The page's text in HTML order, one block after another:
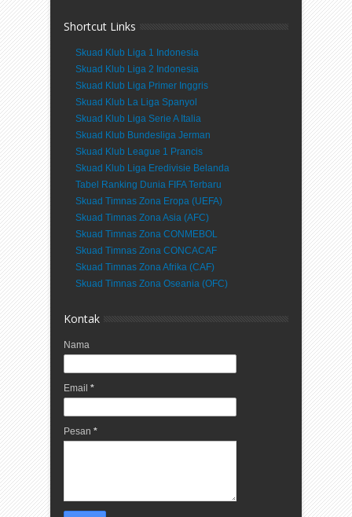
Shortcut Links
Skuad Klub Liga 1 Indonesia
Skuad Klub Liga 2 Indonesia
Skuad Klub Liga Primer Inggris
Skuad Klub La Liga Spanyol
Skuad Klub Liga Serie A Italia
Skuad Klub Bundesliga Jerman
Skuad Klub League 1 Prancis
Skuad Klub Liga Eredivisie Belanda
Tabel Ranking Dunia FIFA Terbaru
Skuad Timnas Zona Eropa (UEFA)
Skuad Timnas Zona Asia (AFC)
Skuad Timnas Zona CONMEBOL
Skuad Timnas Zona CONCACAF
Skuad Timnas Zona Afrika (CAF)
Skuad Timnas Zona Oseania (OFC)
Kontak
Nama
Email *
Pesan *